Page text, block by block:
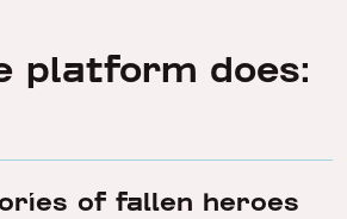
platform does:
of fallen heroes